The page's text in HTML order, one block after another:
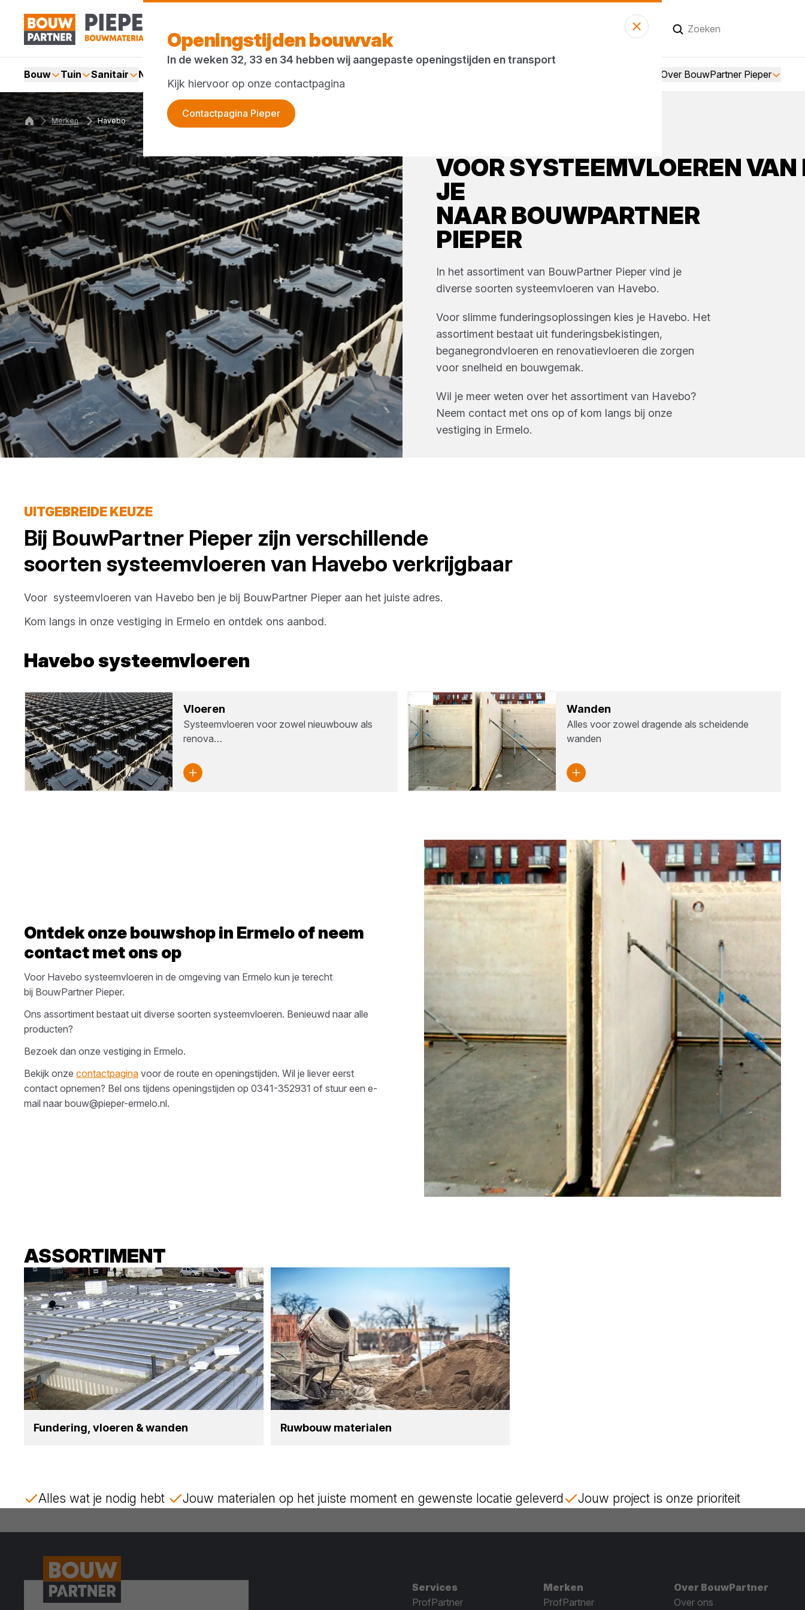
Vandaag gesloten
Bouw Tuin Sanitair Nieuws en blog Over BouwPartner Pieper
VOORSYSTEEMVLOERENVAN
JE
NAARBOUWPARTNER
PIEPER
In het assortiment van BouwPartner Pieper vind je
diverse soorten systeemvloeren van Havebo.
Voor slimme funderingsoplossingen kies je Havebo. Het
assortiment bestaat uit funderingsbekistingen,
beganegrondvloeren en renovatievloeren die zorgen
voor snelheid en bouwgemak.
Wil je meer weten over het assortiment van Havebo?
Neem contact met ons op of kom langs bij onze
vestiging in Ermelo.
Merken Havebo
UITGEBREIDE KEUZE
Bij BouwPartner Pieper zijn verschillende
soorten systeemvloeren van Havebo verkrijgbaar
Voor systeemvloeren van Havebo ben je bij BouwPartner Pieper aan het juiste adres.
Kom langs in onze vestiging in Ermelo en ontdek ons aanbod.
Havebosysteemvloeren
Vloe­ren
Systeemvloeren voor zowel nieuwbouw als
renova…
Wan­den
Alles voor zowel dragende als scheidende
wanden
Ontdek onze bouwshop in Ermeloof neem
contact met ons op
Voor Havebo systeemvloeren in de omgeving van Ermelo kun je terecht
bij BouwPartner Pieper.
Ons assortiment bestaat uit diverse soorten systeemvloeren. Benieuwd naar alle
producten?
Bezoek dan onze vestiging in Ermelo.
Bekijk onze contactpagina voor de route en openingstijden. Wil je liever eerst
contact opnemen? Bel ons tijdens openingstijden op 0341-352931 of stuur een e-
mail naar bouw@pieper-ermelo.nl.
ASSORTIMENT
Fun­de­ring, vloe­ren &wan­den Ruw­bouw mate­ri­a­len
Alles wat je nodig hebt Jouw materialen op het juiste moment en gewenste locatie geleverd Jouw project is onze prioriteit
Openingstijden bouwvak
In de weken 32, 33 en 34 hebben wij aangepaste openingstijden en transport
Kijk hiervoor op onze contactpagina
Contactpagina Pieper
Services
ProfPartner
Merken
ProfPartner
Over BouwPartner
Over ons